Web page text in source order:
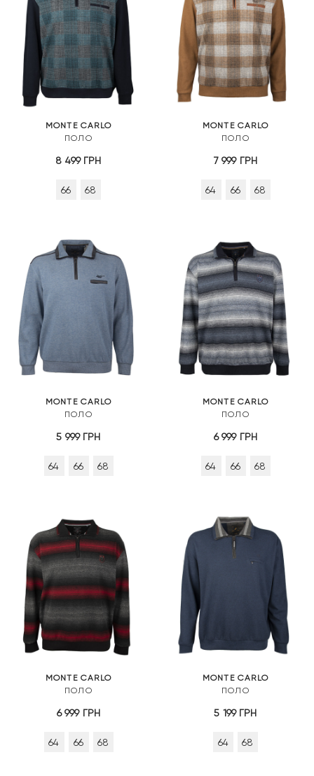
MONTE CARLO
ПОЛО
8 499 ГРН
66 68
MONTE CARLO
ПОЛО
7 999 ГРН
64 66 68
MONTE CARLO
ПОЛО
5 999 ГРН
64 66 68
MONTE CARLO
ПОЛО
6 999 ГРН
64 66 68
MONTE CARLO
ПОЛО
6 999 ГРН
64 66 68
MONTE CARLO
ПОЛО
5 199 ГРН
64 68